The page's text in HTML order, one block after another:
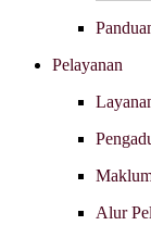
Pelayanan
Alur